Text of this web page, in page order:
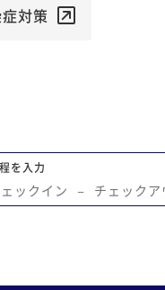
大なご配慮のおかげ
対策
を入力
ックイン − チェックア